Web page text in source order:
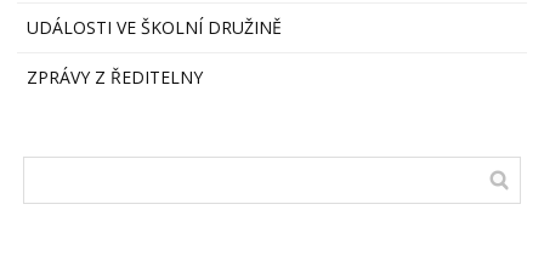
UDÁLOSTI VE ŠKOLNÍ DRUŽINĚ
ZPRÁVY Z ŘEDITELNY